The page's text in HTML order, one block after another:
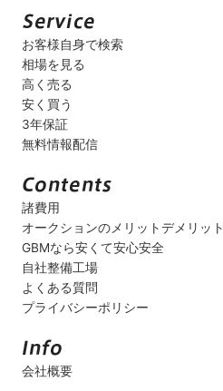
お客様自身で検索
相場を見る
高く売る
安く買う
3年保証
無料情報配信
諸費用
オークションのメリットデメリット
GBMなら安くて安心安全
自社整備工場
よくある質問
プライバシーポリシー
会社概要